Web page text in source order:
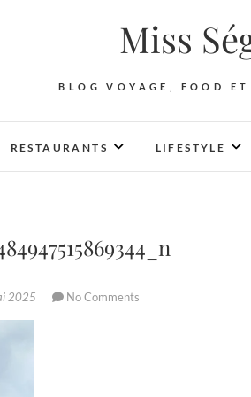
Miss
BLOG VOYAGE, FOOD
RESTAURANTS LIFESTYLE
2025 No Comments